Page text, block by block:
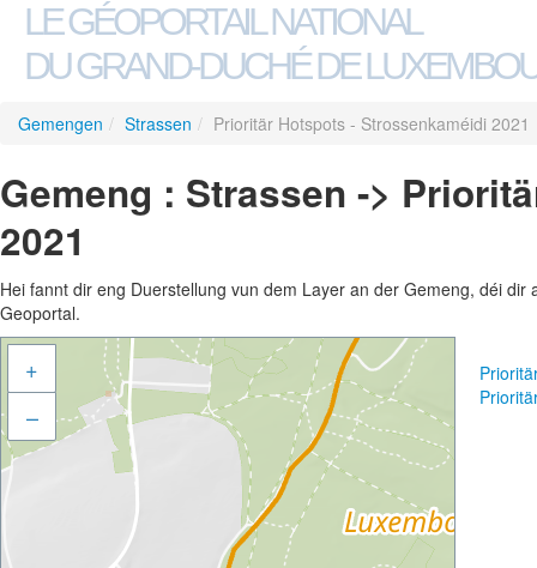
LE GÉOPORTAIL NATIONAL
DU GRAND-DUCHÉ DE
Gemengen / Strassen / Prioritär Hotspots - Strossenkaméidi 2021
Gemeng : Strassen ->
2021
Hei fannt dir eng Duerstellung vun dem Layer an der Gemeng, déi
Geoportal.
+
–